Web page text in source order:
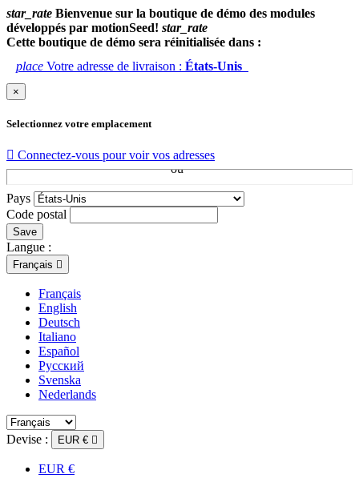
star_rate Bienvenue sur la boutique de démo des modules
développés par motionSeed! star_rate
Cette boutique de démo sera réinitialisée dans :
place Votre adresse de livraison : États-Unis
×
Selectionnez votre emplacement
 Connectez-vous pour voir vos adresses
Pays
Code postal
Save
Langue :
Français 
Français
English
Deutsch
Italiano
Español
Русский
Svenska
Nederlands
Devise : EUR € 
EUR €